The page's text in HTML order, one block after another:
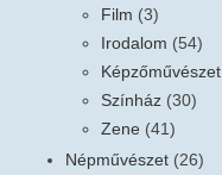
Film (3)
Irodalom (54)
Képzőművészet
Színház (30)
Zene (41)
Népművészet (26)